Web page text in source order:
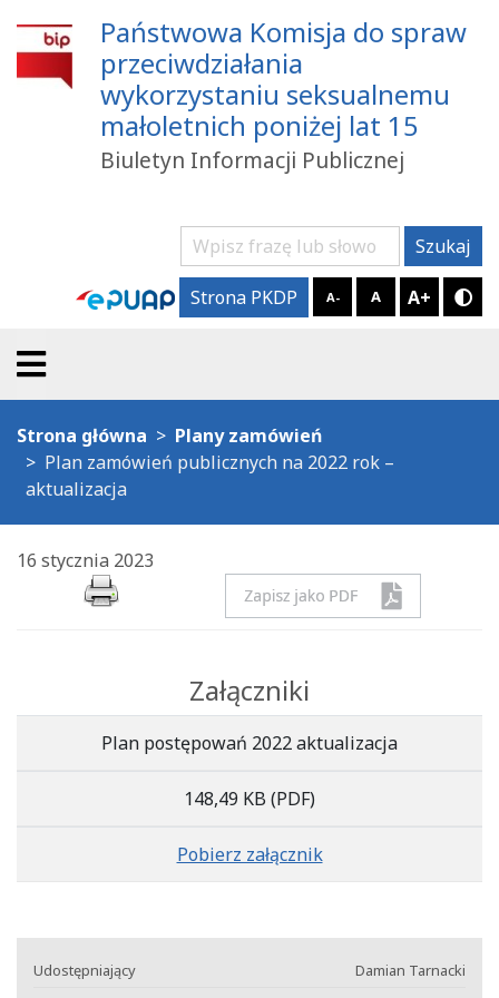
Państwowa Komisja do spraw
przeciwdziałania
wykorzystaniu seksualnemu
małoletnich poniżej lat 15
Biuletyn Informacji Publicznej
Szukaj Szukaj
Strona PKDP A- A A+
Strona główna
Plany zamówień
Plan zamówień publicznych na 2022 rok –
aktualizacja
16 stycznia 2023
Załączniki
Plan postępowań 2022 aktualizacja
148,49 KB (PDF)
Pobierz załącznik
Udostępniający Damian Tarnacki